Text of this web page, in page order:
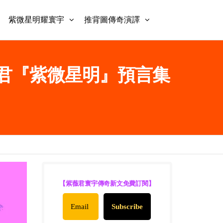
紫微星明耀寰宇 推背圖傳奇演譯
『紫微星明』預言集
【紫薇君寰宇傳奇新文免費訂閱】